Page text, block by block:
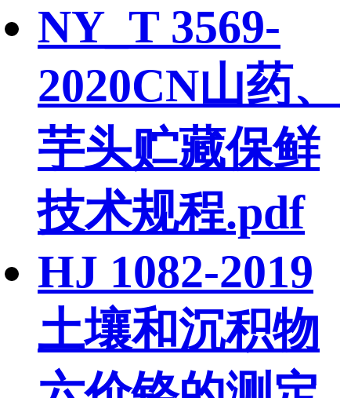
NY_T 3569-
2020CN山药、
芋头贮藏保鲜
技术规程.pdf
HJ 1082-2019
土壤和沉积物